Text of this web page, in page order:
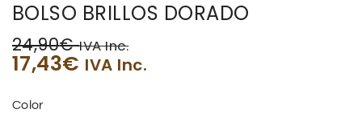
BOLSO BRILLOS DORADO
24,90€ IVA Inc.
17,43€ IVA Inc.
Color